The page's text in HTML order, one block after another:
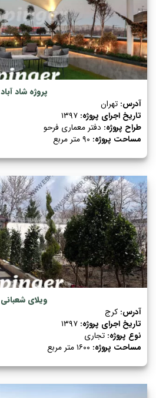
پروژه شاد آباد
آدرس: تهران
تاریخ اجرای پروژه:
طراح پروژه: دفتر معماری فرحو
مساحت پروژه:
ویلای شعبانی
آدرس: کرج
تاریخ اجرای پروژه:
نوع پروژه: تجاری
مساحت پروژه: